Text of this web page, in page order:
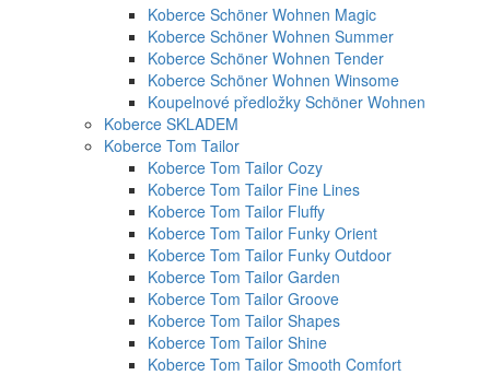
Koberce Schöner Wohnen Magic
Koberce Schöner Wohnen Summer
Koberce Schöner Wohnen Tender
Koberce Schöner Wohnen Winsome
Koupelnové předložky Schöner Wohnen
Koberce SKLADEM
Koberce Tom Tailor
Koberce Tom Tailor Cozy
Koberce Tom Tailor Fine Lines
Koberce Tom Tailor Fluffy
Koberce Tom Tailor Funky Orient
Koberce Tom Tailor Funky Outdoor
Koberce Tom Tailor Garden
Koberce Tom Tailor Groove
Koberce Tom Tailor Shapes
Koberce Tom Tailor Shine
Koberce Tom Tailor Smooth Comfort